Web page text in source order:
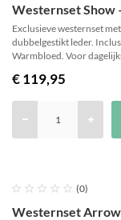
Westernset Show
Exclusieve westernset
dubbelgestikt leder.
Warmbloed. Voor
€ 119,95
     (0)
Westernset Arrow